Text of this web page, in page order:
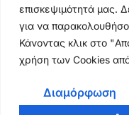
επισκεψιμότητά μας.
για να
Κάνοντας κλικ στο
χρήση των Cookies
Διαμόρφωση